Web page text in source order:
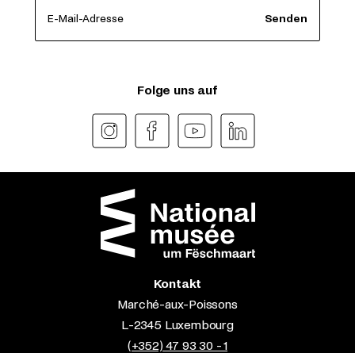
E-Mail-Adresse Senden
Folge uns auf
Kontakt
Marché-aux-Poissons
L-2345 Luxembourg
(+352) 47 93 30 - 1